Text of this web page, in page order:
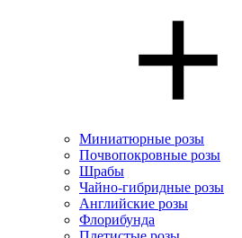
Миниатюрные розы
Почвопокровные розы
Шрабы
Чайно-гибридные розы
Английские розы
Флорибунда